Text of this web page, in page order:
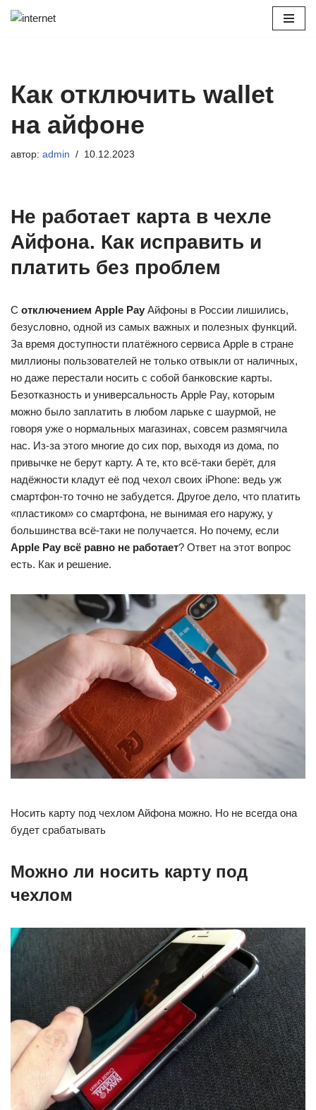
Как отключить wallet
на айфоне
автор: admin 10.12.2023
Не работает карта в чехле
Айфона. Как исправить и
платить без проблем
С отключением Apple Pay Айфоны в России лишились,
безусловно, одной из самых важных и полезных функций.
За время доступности платёжного сервиса Apple в стране
миллионы пользователей не только отвыкли от наличных,
но даже перестали носить с собой банковские карты.
Безотказность и универсальность Apple Pay, которым
можно было заплатить в любом ларьке с шаурмой, не
говоря уже о нормальных магазинах, совсем размягчила
нас. Из-за этого многие до сих пор, выходя из дома, по
привычке не берут карту. А те, кто всё-таки берёт, для
надёжности кладут её под чехол своих iPhone: ведь уж
смартфон-то точно не забудется. Другое дело, что платить
«пластиком» со смартфона, не вынимая его наружу, у
большинства всё-таки не получается. Но почему, если
Apple Pay всё равно не работает? Ответ на этот вопрос
есть. Как и решение.
Носить карту под чехлом Айфона можно. Но не всегда она
будет срабатывать
Можно ли носить карту под
чехлом